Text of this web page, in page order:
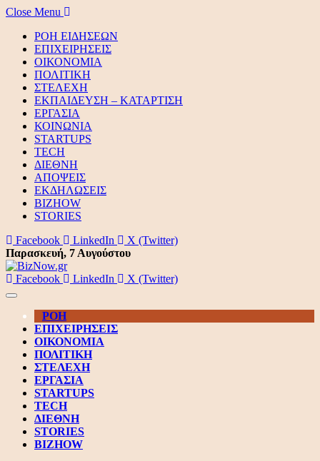
Close Menu
ΡΟΗ ΕΙΔΗΣΕΩΝ
ΕΠΙΧΕΙΡΗΣΕΙΣ
ΟΙΚΟΝΟΜΙΑ
ΠΟΛΙΤΙΚΗ
ΣΤΕΛΕΧΗ
ΕΚΠΑΙΔΕΥΣΗ – ΚΑΤΑΡΤΙΣΗ
ΕΡΓΑΣΙΑ
ΚΟΙΝΩΝΙΑ
STARTUPS
TECH
ΔΙΕΘΝΗ
ΑΠΟΨΕΙΣ
ΕΚΔΗΛΩΣΕΙΣ
BIZHOW
STORIES
Facebook
LinkedIn
X (Twitter)
Παρασκευή, 7 Αυγούστου
Facebook LinkedIn X (Twitter)
ΡΟΗ
ΕΠΙΧΕΙΡΗΣΕΙΣ
ΟΙΚΟΝΟΜΙΑ
ΠΟΛΙΤΙΚΗ
ΣΤΕΛΕΧΗ
ΕΡΓΑΣΙΑ
STARTUPS
TECH
ΔΙΕΘΝΗ
STORIES
BIZHOW